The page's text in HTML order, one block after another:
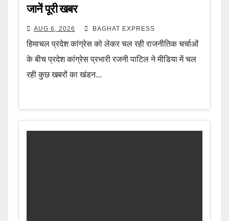
जानें पूरी खबर
AUG 6, 2026 BAGHAT EXPRESS
हिमाचल प्रदेश कांग्रेस को लेकर चल रही राजनीतिक चर्चाओं
के बीच प्रदेश कांग्रेस प्रभारी रजनी पाटिल ने मीडिया में चल
रही कुछ खबरों का खंडन...